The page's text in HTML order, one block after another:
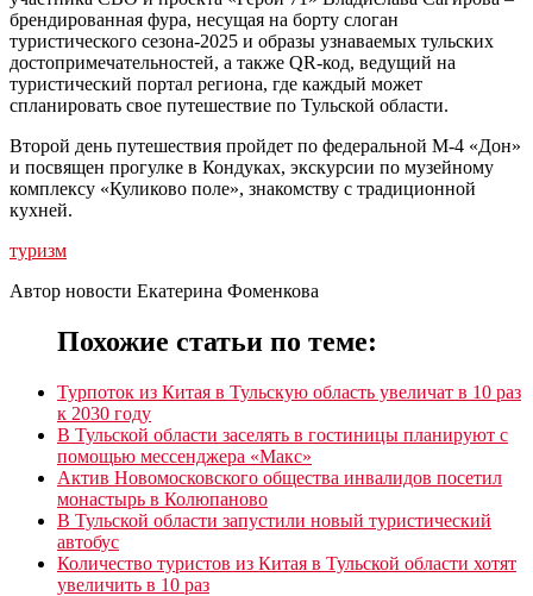
брендированная фура, несущая на борту слоган
туристического сезона-2025 и образы узнаваемых тульских
достопримечательностей, а также QR-код, ведущий на
туристический портал региона, где каждый может
спланировать свое путешествие по Тульской области.
Второй день путешествия пройдет по федеральной М-4 «Дон»
и посвящен прогулке в Кондуках, экскурсии по музейному
комплексу «Куликово поле», знакомству с традиционной
кухней.
туризм
Автор новости Екатерина Фоменкова
Похожие статьи по теме:
Турпоток из Китая в Тульскую область увеличат в 10 раз
к 2030 году
В Тульской области заселять в гостиницы планируют с
помощью мессенджера «Mакс»
Актив Новомосковского общества инвалидов посетил
монастырь в Колюпаново
В Тульской области запустили новый туристический
автобус
Количество туристов из Китая в Тульской области хотят
увеличить в 10 раз